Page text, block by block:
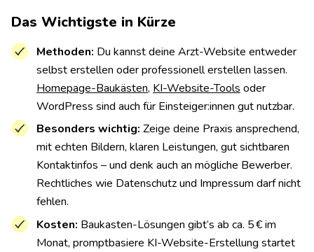
Das Wichtigste in Kürze
Methoden: Du kannst deine Arzt-Website entweder
selbst erstellen oder professionell erstellen lassen.
Homepage-Baukästen, KI-Website-Tools oder
WordPress sind auch für Einsteiger:innen gut nutzbar.
Besonders wichtig: Zeige deine Praxis ansprechend,
mit echten Bildern, klaren Leistungen, gut sichtbaren
Kontaktinfos – und denk auch an mögliche Bewerber.
Rechtliches wie Datenschutz und Impressum darf nicht
fehlen.
Kosten: Baukasten-Lösungen gibt’s ab ca. 5 € im
Monat, promptbasiere KI-Website-Erstellung startet